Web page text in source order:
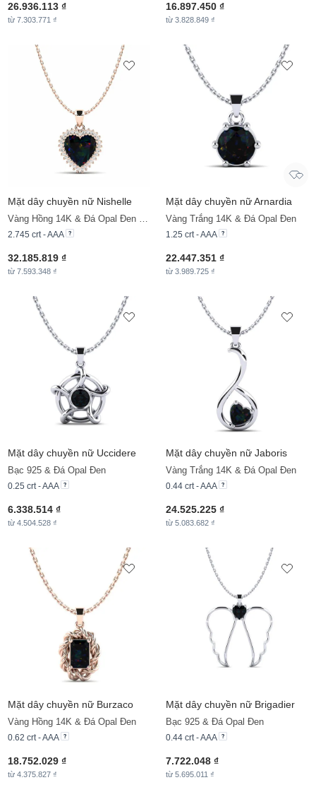
26.936.113 ₫
từ 7.303.771 ₫
16.897.450 ₫
từ 3.828.849 ₫
Mặt dây chuyền nữ Nishelle
Vàng Hồng 14K & Đá Opal Đen & Đá Moissanite
2.745 crt - AAA
32.185.819 ₫
từ 7.593.348 ₫
Mặt dây chuyền nữ Arnardia
Vàng Trắng 14K & Đá Opal Đen
1.25 crt - AAA
22.447.351 ₫
từ 3.989.725 ₫
Mặt dây chuyền nữ Uccidere
Bạc 925 & Đá Opal Đen
0.25 crt - AAA
6.338.514 ₫
từ 4.504.528 ₫
Mặt dây chuyền nữ Jaboris
Vàng Trắng 14K & Đá Opal Đen
0.44 crt - AAA
24.525.225 ₫
từ 5.083.682 ₫
Mặt dây chuyền nữ Burzaco
Vàng Hồng 14K & Đá Opal Đen
0.62 crt - AAA
18.752.029 ₫
từ 4.375.827 ₫
Mặt dây chuyền nữ Brigadier
Bạc 925 & Đá Opal Đen
0.44 crt - AAA
7.722.048 ₫
từ 5.695.011 ₫